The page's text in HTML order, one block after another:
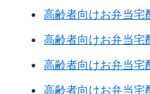
高齢者向けお弁当宅
高齢者向けお弁当宅
高齢者向けお弁当宅
高齢者向けお弁当宅